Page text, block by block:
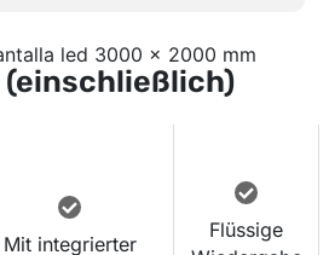
(einschließlich)
Mit integrierter
Flüssige